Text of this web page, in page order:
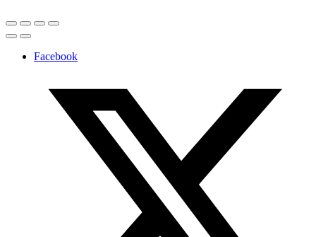
Facebook